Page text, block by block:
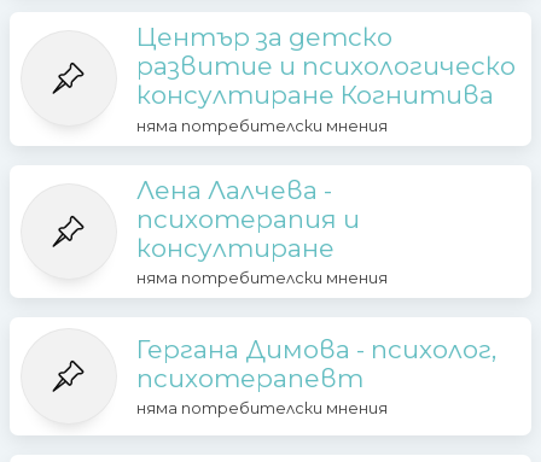
Център за детско
развитие и психологическо
консултиране Когнитива
няма потребителски мнения
Лена Лалчева -
психотерапия и
консултиране
няма потребителски мнения
Гергана Димова - психолог,
психотерапевт
няма потребителски мнения